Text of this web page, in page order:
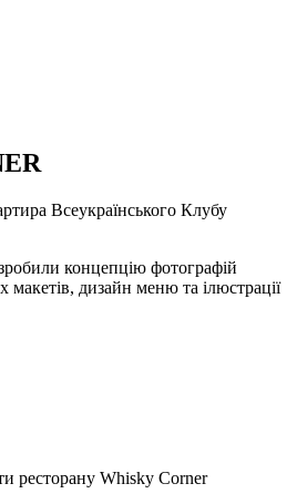
Всеукраїнського Клубу
концепцію фотографій
макетів, дизайн меню та ілюстрації
ресторану Whisky Corner